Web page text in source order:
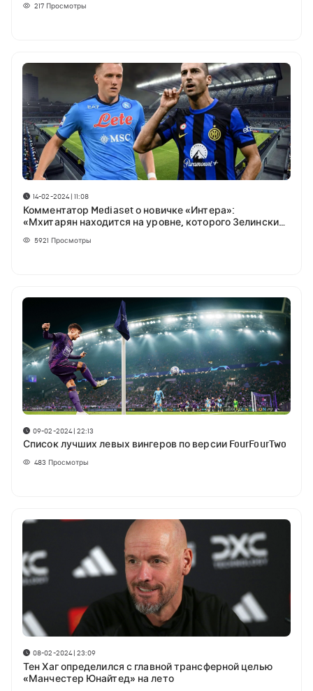
217 Просмотры
14-02-2024 | 11:08
Комментатор Mediaset о новичке «Интера»:
«Мхитарян находится на уровне, которого Зелински
5921 Просмотры
09-02-2024 | 22:13
Список лучших левых вингеров по версии FourFourTwo
483 Просмотры
08-02-2024 | 23:09
Тен Хаг определился с главной трансферной целью
«Манчестер Юнайтед» на лето